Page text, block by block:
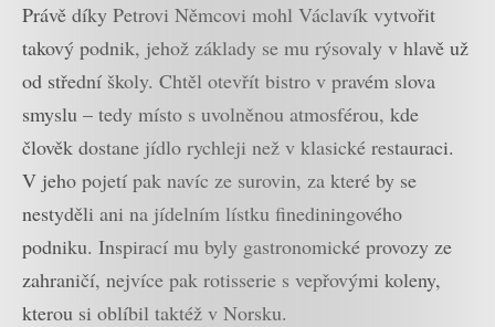
Právě díky Petrovi Němcovi mohl Václavík vytvořit
takový podnik, jehož základy se mu rýsovaly v hlavě už
od střední školy. Chtěl otevřít bistro v pravém slova
smyslu – tedy místo s uvolněnou atmosférou, kde
člověk dostane jídlo rychleji než v klasické restauraci.
V jeho pojetí pak navíc ze surovin, za které by se
nestyděli ani na jídelním lístku finediningového
podniku. Inspirací mu byly gastronomické provozy ze
zahraničí, nejvíce pak rotisserie s vepřovými koleny,
kterou si oblíbil taktéž v Norsku.